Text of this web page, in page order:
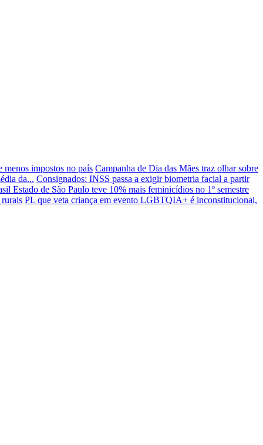
menos impostos no país Campanha de Dia das Mães traz olhar sobre
da... Consignados: INSS passa a exigir biometria facial a partir
Estado de São Paulo teve 10% mais feminicídios no 1º semestre
PL que veta criança em evento LGBTQIA+ é inconstitucional,